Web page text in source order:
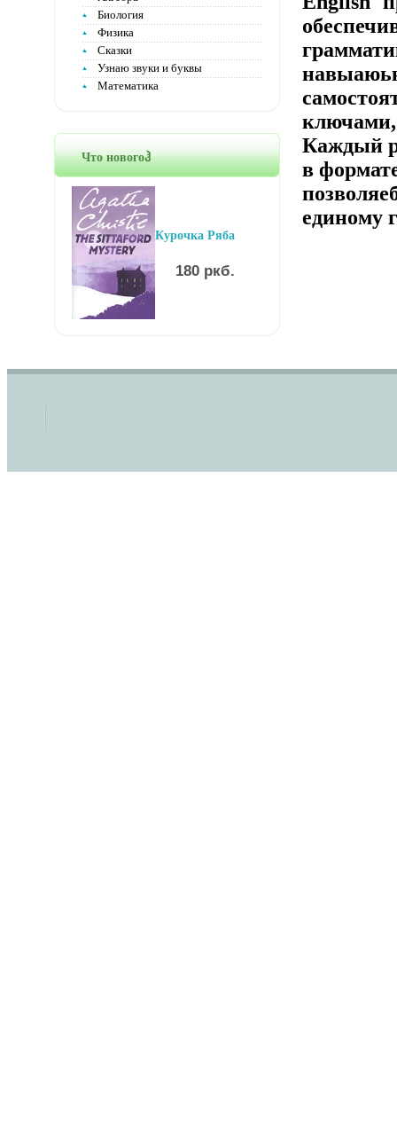
Биология
Физика
Сказки
Узнаю звуки и буквы
Математика
Что новогоჰ
Курочка Ряба
180 ркб.
ключами,
Каждый
в
единому